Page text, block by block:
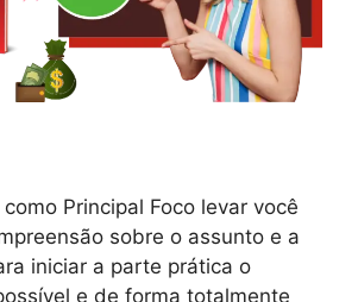
Principal Foco levar você
sobre o assunto e a
iniciar a parte prática o
e de forma totalmente